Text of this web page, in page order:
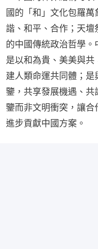
國的「和」文化包羅
諧、和平、合作；天
的中國傳統政治哲學
是以和為貴、美美與
建人類命運共同體；
鑒，共享發展機遇、
鑒而非文明衝突，讓
進步貢獻中國方案。